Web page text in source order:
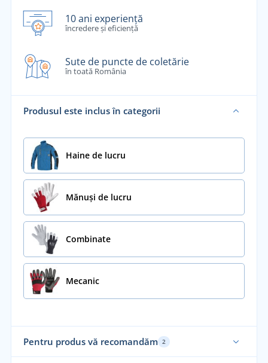
10 ani experiență
încredere și eficiență
Sute de puncte de coletărie
în toată România
Produsul este inclus în categorii
Haine de lucru
Mănuși de lucru
Combinate
Mecanic
Pentru produs vă recomandăm 2